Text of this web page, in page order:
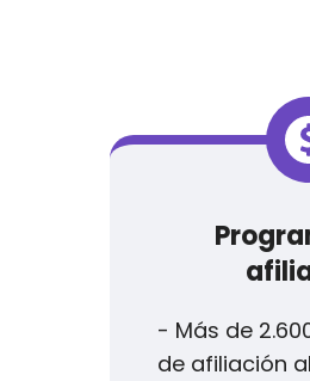
- Más de
de afiliación